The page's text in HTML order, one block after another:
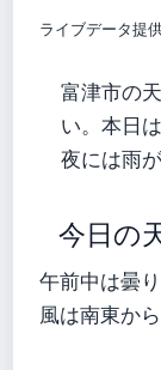
ライブデータ提
富津市の
い。本日は
夜には雨
今日の
午前中は曇
風は南東か